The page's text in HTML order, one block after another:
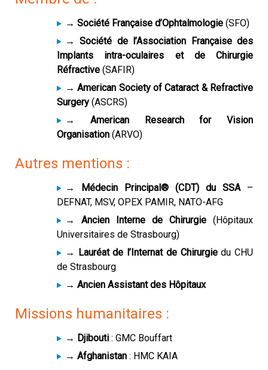
→ Société Française d’Ophtalmologie (SFO)
→ Société de l’Association Française des
Implants intra-oculaires et de Chirurgie
Réfractive (SAFIR)
→ American Society of Cataract & Refractive
Surgery (ASCRS)
→ American Research for Vision
Organisation (ARVO)
Autres mentions :
→ Médecin Principal® (CDT) du SSA–
DEFNAT, MSV, OPEX PAMIR, NATO-AFG
→ Ancien Interne de Chirurgie (Hôpitaux
Universitaires de Strasbourg)
→ Lauréat de l’Internat de Chirurgiedu CHU
de Strasbourg
→ Ancien Assistant des Hôpitaux
Missions humanitaires :
→ Djibouti : GMC Bouffart
→ Afghanistan : HMC KAIA